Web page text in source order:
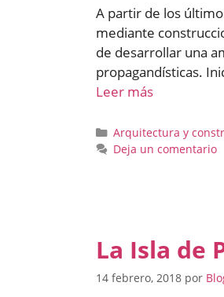
A partir de los
mediante
de desarrollar una
propagandísticas.
Leer más
Categorías
Arquitectura y
Deja un comentario
La Isla de
14 febrero, 2018 por